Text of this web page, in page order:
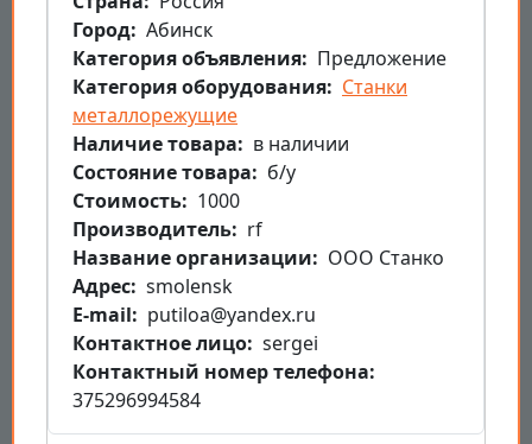
Город Абинск
Категория объявления
Предложение
Категория оборудования
Станки
металлорежущие
Наличие товара
в наличии
Состояние товара
б/у
Стоимость
1000
Производитель
rf
Название организации
ООО Станко
Aдрес smolensk
E-mail
putiloa@yandex.ru
Контактное лицо sergei
Контактный номер телефона
375296994584